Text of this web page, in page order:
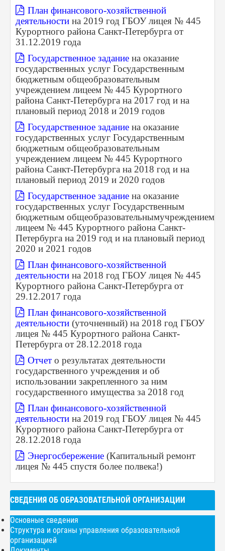
План финансового-хозяйственной
деятельности на 2019 год ГБОУ лицея № 445
Курортного района Санкт-Петербурга от
31.12.2019 года
Государственное задание на оказание
государственных услуг Государственным
бюджетным общеобразовательным
учреждением лицеем № 445 Курортного
района Санкт-Петербурга на 2017 год и на
плановый период 2018 и 2019 годов
Государственное задание на оказание
государственных услуг Государственным
бюджетным общеобразовательным
учреждением лицеем № 445 Курортного
района Санкт-Петербурга на 2018 год и на
плановый период 2019 и 2020 годов
Государственное задание на оказание
государственных услуг Государственным
бюджетным общеобразовательнымучреждением
лицеем № 445 Курортного района Санкт-
Петербурга на 2019 год и на плановый период
2020 и 2021 годов
План финансового-хозяйственной
деятельности на 2018 год ГБОУ лицея № 445
Курортного района Санкт-Петербурга от
29.12.2017 года
План финансового-хозяйственной
деятельности (уточненный) на 2018 год ГБОУ
лицея № 445 Курортного района Санкт-
Петербурга от 28.12.2018 года
Отчет о результатах деятельности
государственного учреждения и об
использовании закрепленного за ним
государственного имущества за 2018 год
План финансового-хозяйственной
деятельности на 2019 год ГБОУ лицея № 445
Курортного района Санкт-Петербурга от
28.12.2018 года
Энергосбережение (Капитальный ремонт
лицея № 445 спустя более полвека!)
СВЕДЕНИЯ ОБ ОБРАЗОВАТЕЛЬНОЙ ОРГАНИЗАЦИИ
Основные сведения
Структура и органы управления образовательной
организацией